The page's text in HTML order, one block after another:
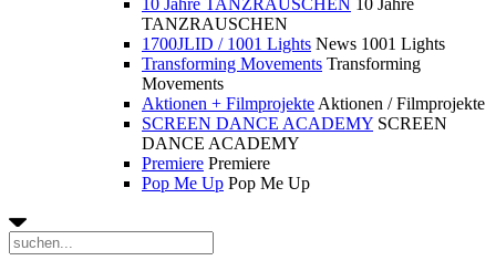
10 Jahre TANZRAUSCHEN 10 Jahre
TANZRAUSCHEN
1700JLID / 1001 Lights News 1001 Lights
Transforming Movements Transforming
Movements
Aktionen + Filmprojekte Aktionen / Filmprojekte
SCREEN DANCE ACADEMY SCREEN
DANCE ACADEMY
Premiere Premiere
Pop Me Up Pop Me Up